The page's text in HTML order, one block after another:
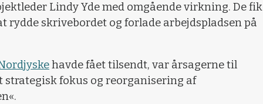
Lindy Yde med omgående virkning. De fik
rydde skrivebordet og forlade arbejdspladsen på
havde fået tilsendt, var årsagerne til
fokus og reorganisering af